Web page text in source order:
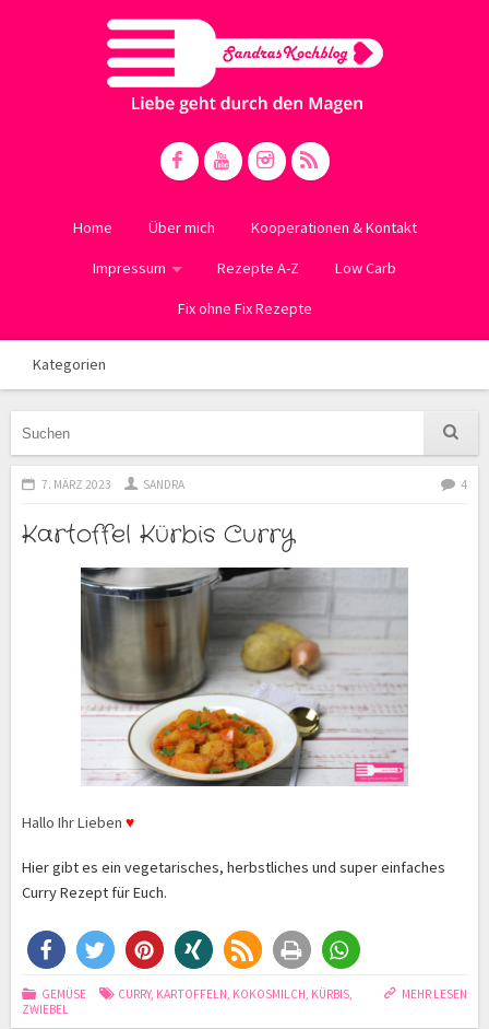
Home Über mich Kooperationen & Kontakt
Impressum Rezepte A-Z Low Carb
Fix ohne Fix Rezepte
Kategorien
7. MÄRZ 2023 SANDRA 4
Kartoffel Kürbis Curry
Hallo Ihr Lieben ♥
Hier gibt es ein vegetarisches, herbstliches und super einfaches
Curry Rezept für Euch.
MEHR LESEN
GEMÜSE CURRY, KARTOFFELN, KOKOSMILCH, KÜRBIS,
ZWIEBEL